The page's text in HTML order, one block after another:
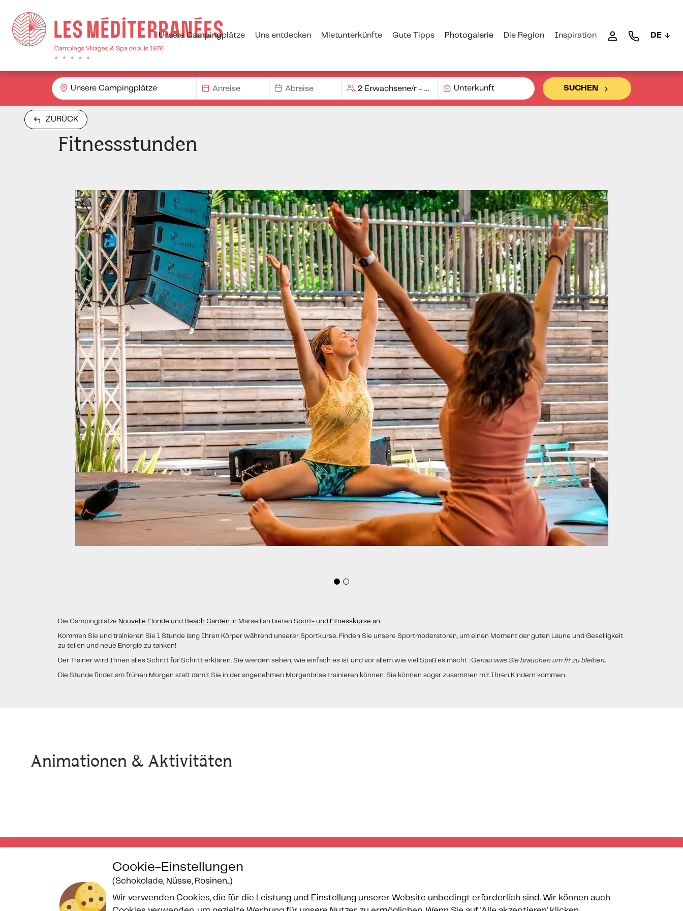
DE
Unsere Campingplätze Uns entdecken Mietunterkünfte Gute Tipps Photogalerie Die Region Inspiration
Unsere Campingplätze Unterkunft SUCHEN
ZURÜCK
Fitnessstunden
Die Campingplätze Nouvelle Floride und Beach Garden in Marseillan bieten Sport- und Fitnesskurse an.
Kommen Sie und trainieren Sie 1 Stunde lang Ihren Körper während unserer Sportkurse. Finden Sie unsere Sportmoderatoren, um einen Moment der guten Laune und Geselligkeit
zu teilen und neue Energie zu tanken!
Der Trainer wird Ihnen alles Schritt für Schritt erklären. Sie werden sehen, wie einfach es ist und vor allem wie viel Spaß es macht : Genau was Sie brauchen um fit zu bleiben.
Die Stunde findet am frühen Morgen statt damit Sie in der angenehmen Morgenbrise trainieren können. Sie können sogar zusammen mit Ihren Kindern kommen.
Animationen & Aktivitäten
Gesicherte Zahlung
Cookie-Einstellungen
(Schokolade, Nüsse, Rosinen...)
Wir verwenden Cookies, die für die Leistung und Einstellung unserer Website unbedingt erforderlich sind. Wir können auch